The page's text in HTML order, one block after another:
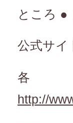
ところ ●
公式サイ
http://